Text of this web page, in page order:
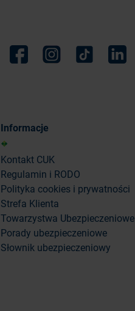
Informacje
Kontakt CUK
Regulamin i RODO
Polityka cookies i prywatności
Strefa Klienta
Towarzystwa Ubezpieczeniowe
Porady ubezpieczeniowe
Słownik ubezpieczeniowy